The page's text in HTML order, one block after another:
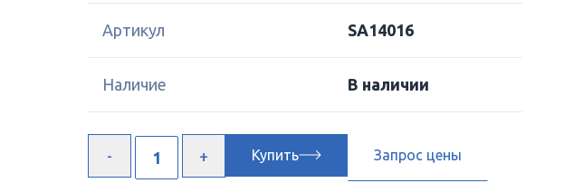
Артикул SA14016
Наличие В наличии
Купить Запрос цены